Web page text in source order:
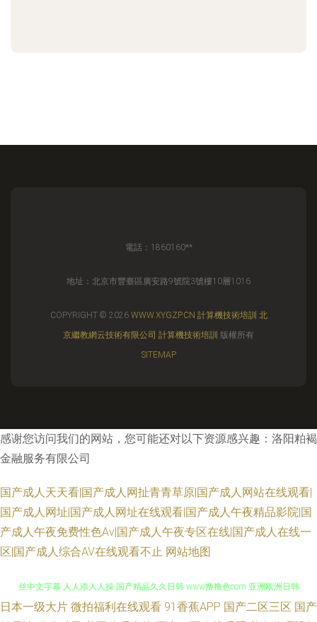
電話：1860160**
地址：北京市豐臺區廣安路9號院3號樓10層1016
COPYRIGHT © 2026 WWW.XYGZP.CN 計算機技術培訓 北
京繼教網云技術有限公司 計算機技術培訓 版權所有
SITEMAP
感谢您访问我们的网站，您可能还对以下资源感兴趣：洛阳粕褐
金融服务有限公司
国产成人天天看|国产成人网扯青青草原|国产成人网站在线观看|
国产成人网址|国产成人网址在线观看|国产成人午夜精品影院|国
产成人午夜免费性色Aⅴ|国产成人午夜专区在线|国产成人在线一
区|国产成人综合AV在线观看不止 网站地图
91精品丝袜久久 亚洲第一a亚洲 三级网址 黑丝喷水后入 综合日韩欧美 色吊
日本一级大片 微拍福利在线观看 91香蕉APP 国产二区三区 国产